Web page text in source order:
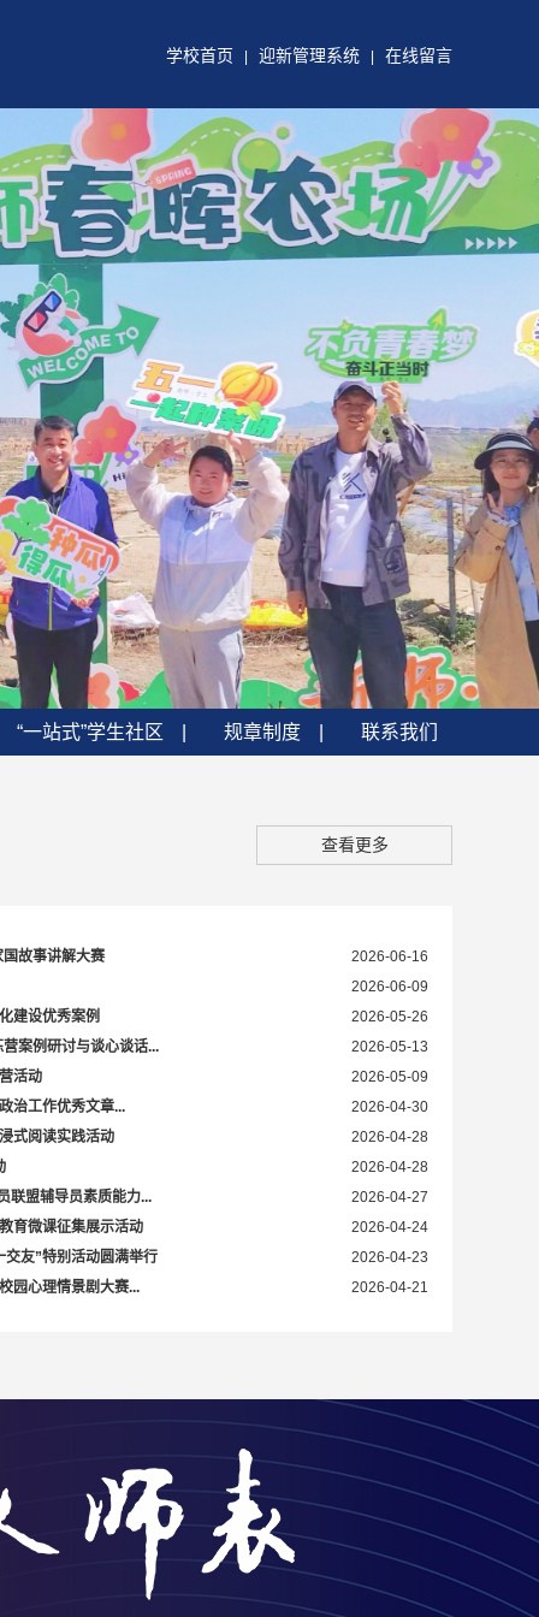
学校首页 迎新管理系统 在线留言
“一站式”学生社区 规章制度 联系我们
查看更多
国故事讲解大赛
2026-06-16
2026-06-09
建设优秀案例
2026-05-26
案例研讨与谈心谈话...
2026-05-13
活动
2026-05-09
治工作优秀文章...
2026-04-30
式阅读实践活动
2026-04-28
2026-04-28
联盟辅导员素质能力...
2026-04-27
育微课征集展示活动
2026-04-24
友”特别活动圆满举行
2026-04-23
园心理情景剧大赛...
2026-04-21